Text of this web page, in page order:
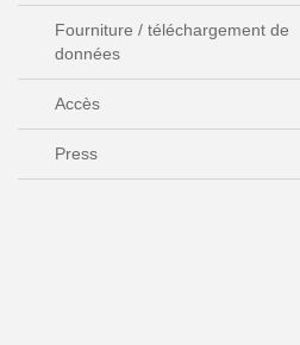
Fourniture / téléchargement de
données
Accès
Press